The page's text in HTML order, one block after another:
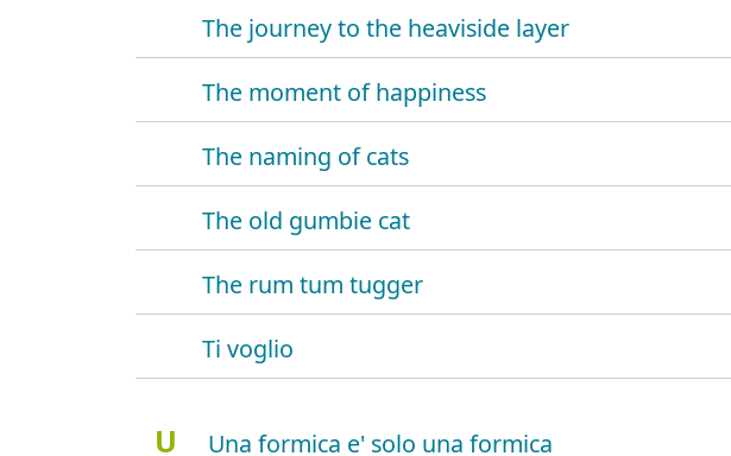
The journey to the heaviside layer
The moment of happiness
The naming of cats
The old gumbie cat
The rum tum tugger
Ti voglio
U Una formica e' solo una formica